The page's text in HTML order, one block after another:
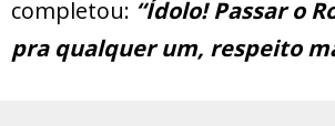
completou: “Ídolo! Passar o
pra qualquer um, respeito